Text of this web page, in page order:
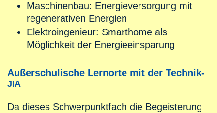
Maschinenbau: Energieversorgung mit
regenerativen Energien
Elektroingenieur: Smarthome als
Möglichkeit der Energieeinsparung
Außerschulische Lernorte mit der Technik-
JIA
Da dieses Schwerpunktfach die Begeisterung